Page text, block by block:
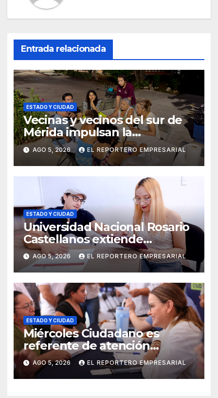
Entrada relacionada
ESTADO Y CIUDAD
Vecinas y vecinos del sur de
Mérida impulsan la
recuperación de espacios
comunitarios
AGO 5, 2026 EL REPORTERO EMPRESARIAL
ESTADO Y CIUDAD
Universidad Nacional Rosario
Castellanos extiende
convocatoria de ingreso al 31
de agosto
AGO 5, 2026 EL REPORTERO EMPRESARIAL
ESTADO Y CIUDAD
Miércoles Ciudadano es
referente de atención
oportuna y clara para las y los
meridanos; Cecilia Patrón
AGO 5, 2026 EL REPORTERO EMPRESARIAL